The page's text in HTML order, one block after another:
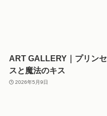
ART GALLERY｜プリンセ
スと魔法のキス
2026年5月9日